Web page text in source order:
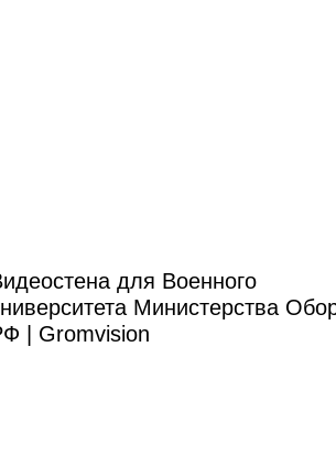
для Военного
Министерства
| Gromvision